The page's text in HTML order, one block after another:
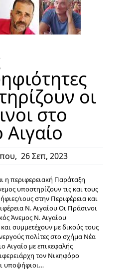
οι
στο
Αιγαίο
, 26 Σεπ, 2023
η περιφερειακή Παράταξη
υποστηρίζουν τις και τους
ιους στην Περιφέρεια και
Ν. Αιγαίου Οι Πράσινοι
Άνεμος Ν. Αιγαίου
συμμετέχουν με δικούς τους
πολίτες στο σχήμα Νέα
Αιγαίο με επικεφαλής
τον Νικηφόρο
υποψήφιοι…